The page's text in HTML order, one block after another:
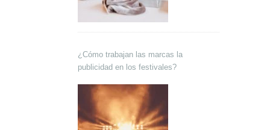
¿Cómo trabajan las marcas la
publicidad en los festivales?